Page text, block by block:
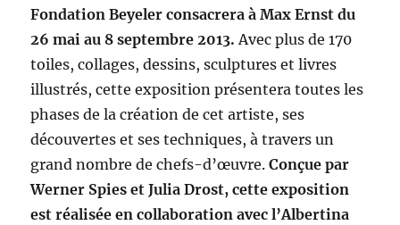
Fondation Beyeler consacrera à Max Ernst du
26 mai au 8 septembre 2013. Avec plus de 170
toiles, collages, dessins, sculptures et livres
illustrés, cette exposition présentera toutes les
phases de la création de cet artiste, ses
découvertes et ses techniques, à travers un
grand nombre de chefs-d’œuvre.Conçue par
Werner Spies et Julia Drost, cette exposition
est réalisée en collaboration avec l’Albertina